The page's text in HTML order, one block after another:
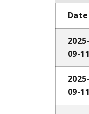
Date
2025-
09-11
2025-
09-11